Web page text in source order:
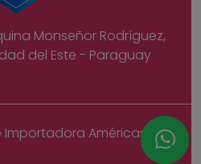
Monseñor Rodríguez,
del Este - Paraguay
Américas S.A